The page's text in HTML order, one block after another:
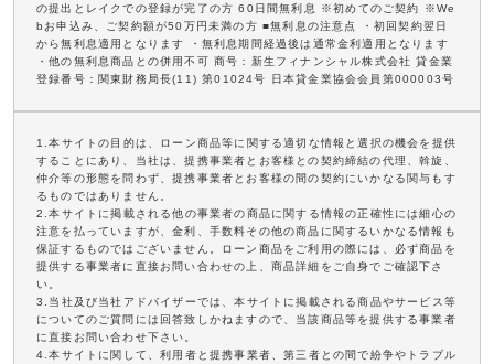
の提出とレイクでの登録が完了の方 60日間無利息 ※初めてのご契約 ※We
bお申込み、ご契約額が50万円未満の方 ■無利息の注意点 ・初回契約翌日
から無利息適用となります ・無利息期間経過後は通常金利適用となります
・他の無利息商品との併用不可 商号：新生フィナンシャル株式会社 貸金業
登録番号：関東財務局長(11) 第01024号 日本貸金業協会会員第000003号
1.本サイトの目的は、ローン商品等に関する適切な情報と選択の機会を提供
することにあり、当社は、提携事業者とお客様との契約締結の代理、斡旋、
仲介等の形態を問わず、提携事業者とお客様の間の契約にいかなる関与もす
るものではありません。
2.本サイトに掲載される他の事業者の商品に関する情報の正確性には細心の
注意を払っていますが、金利、手数料その他の商品に関するいかなる情報も
保証するものではございません。ローン商品をご利用の際には、必ず商品を
提供する事業者に直接お問い合わせの上、商品詳細をご自身でご確認下さ
い。
3.当社及び当社アドバイザーでは、本サイトに掲載される商品やサービス等
についてのご質問には回答致しかねますので、当該商品等を提供する事業者
に直接お問い合わせ下さい。
4.本サイトに関して、利用者と提携事業者、第三者との間で紛争やトラブル